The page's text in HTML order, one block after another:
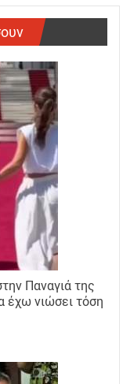
Παναγιά της
έχω νιώσει τόση